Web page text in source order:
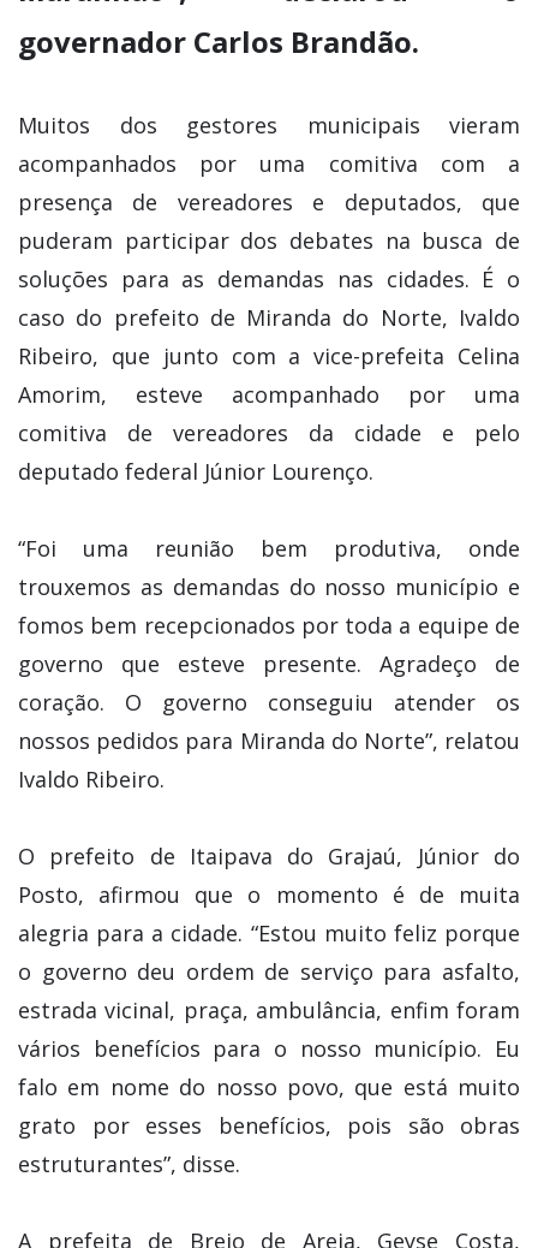
governador Carlos Brandão.
Muitos dos gestores municipais vieram
acompanhados por uma comitiva com a
presença de vereadores e deputados, que
puderam participar dos debates na busca de
soluções para as demandas nas cidades. É o
caso do prefeito de Miranda do Norte, Ivaldo
Ribeiro, que junto com a vice-prefeita Celina
Amorim, esteve acompanhado por uma
comitiva de vereadores da cidade e pelo
deputado federal Júnior Lourenço.
“Foi uma reunião bem produtiva, onde
trouxemos as demandas do nosso município e
fomos bem recepcionados por toda a equipe de
governo que esteve presente. Agradeço de
coração. O governo conseguiu atender os
nossos pedidos para Miranda do Norte”, relatou
Ivaldo Ribeiro.
O prefeito de Itaipava do Grajaú, Júnior do
Posto, afirmou que o momento é de muita
alegria para a cidade. “Estou muito feliz porque
o governo deu ordem de serviço para asfalto,
estrada vicinal, praça, ambulância, enfim foram
vários benefícios para o nosso município. Eu
falo em nome do nosso povo, que está muito
grato por esses benefícios, pois são obras
estruturantes”, disse.
A prefeita de Brejo de Areia, Geyse Costa,